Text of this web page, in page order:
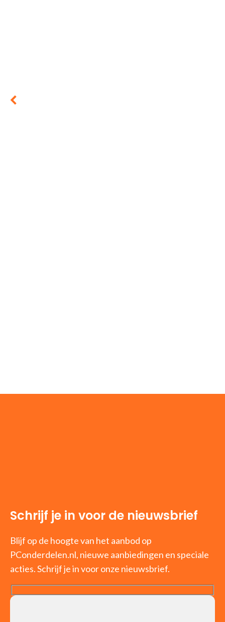
Schrijf je in voor de nieuwsbrief
Blijf op de hoogte van het aanbod op
PConderdelen.nl, nieuwe aanbiedingen en speciale
acties. Schrijf je in voor onze nieuwsbrief.